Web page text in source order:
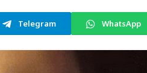
Telegram WhatsApp